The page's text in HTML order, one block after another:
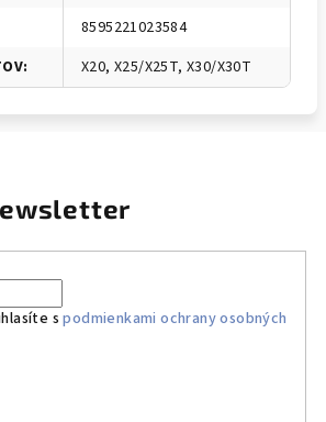
8595221023584
: X20, X25/X25T, X30/X30T
spodmienkami ochrany osobných